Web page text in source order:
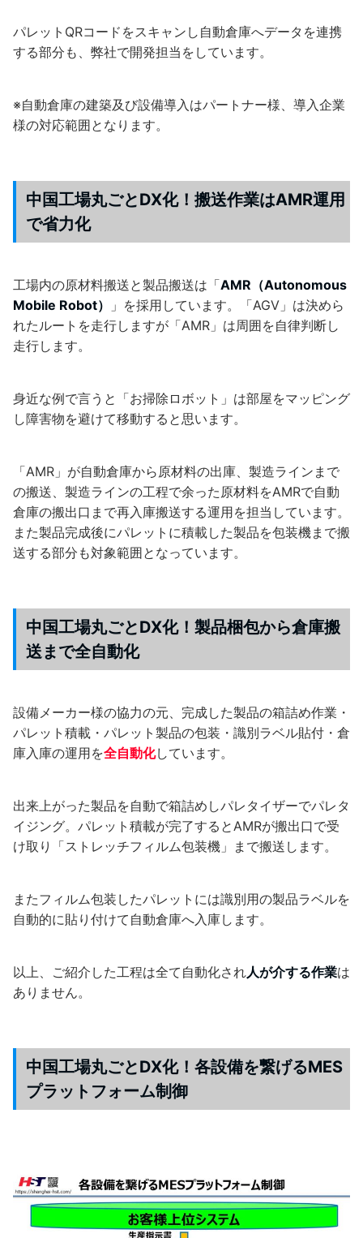
パレットQRコードをスキャンし自動倉庫へデータを連携
する部分も、弊社で開発担当をしています。
※自動倉庫の建築及び設備導入はパートナー様、導入企業
様の対応範囲となります。
中国工場丸ごとDX化！搬送作業はAMR運用
で省力化
工場内の原材料搬送と製品搬送は「AMR（Autonomous
Mobile Robot）
」を採用しています。「AGV」は決めら
れたルートを走行しますが「AMR」は周囲を自律判断し
走行します。
身近な例で言うと「お掃除ロボット」は部屋をマッピング
し障害物を避けて移動すると思います。
「AMR」が自動倉庫から原材料の出庫、製造ラインまで
の搬送、製造ラインの工程で余った原材料をAMRで自動
倉庫の搬出口まで再入庫搬送する運用を担当しています。
また製品完成後にパレットに積載した製品を包装機まで搬
送する部分も対象範囲となっています。
中国工場丸ごとDX化！製品梱包から倉庫搬
送まで全自動化
設備メーカー様の協力の元、完成した製品の箱詰め作業・
パレット積載・パレット製品の包装・識別ラベル貼付・倉
庫入庫の運用を全自動化しています。
出来上がった製品を自動で箱詰めしパレタイザーでパレタ
イジング。パレット積載が完了するとAMRが搬出口で受
け取り「ストレッチフィルム包装機」まで搬送します。
またフィルム包装したパレットには識別用の製品ラベルを
自動的に貼り付けて自動倉庫へ入庫します。
以上、ご紹介した工程は全て自動化され人が介する作業は
ありません。
中国工場丸ごとDX化！各設備を繋げるMES
プラットフォーム制御